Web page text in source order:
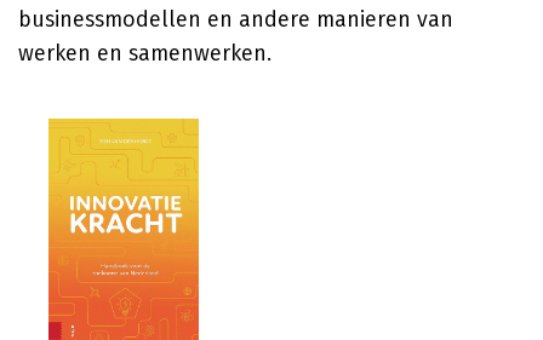
businessmodellen en andere manieren van
werken en samenwerken.